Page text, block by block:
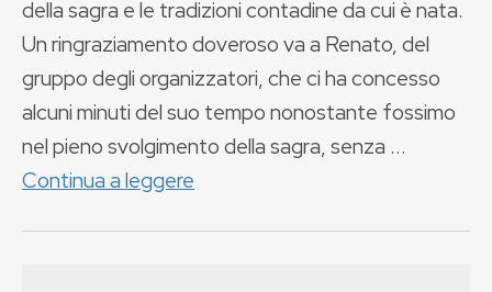
della sagra e le tradizioni contadine da cui è nata.
Un ringraziamento doveroso va a Renato, del
gruppo degli organizzatori, che ci ha concesso
alcuni minuti del suo tempo nonostante fossimo
nel pieno svolgimento della sagra, senza ...
Continua a leggere